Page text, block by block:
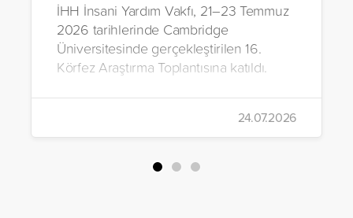
İHH İnsani Yardım Vakfı, 21–23 Temmuz
2026 tarihlerinde Cambridge
Üniversitesinde gerçekleştirilen 16.
Körfez Araştırma Toplantısına katıldı.
24.07.2026